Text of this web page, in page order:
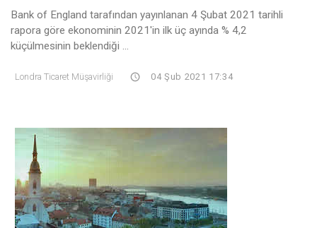
Bank of England tarafından yayınlanan 4 Şubat 2021 tarihli
rapora göre ekonominin 2021'in ilk üç ayında % 4,2
küçülmesinin beklendiği ...
Londra Ticaret Müşavirliği 04 Şub 2021 17:34